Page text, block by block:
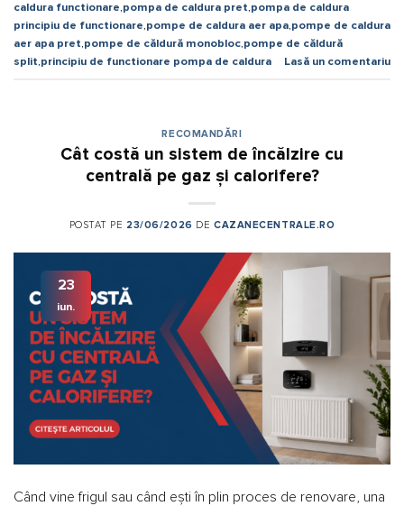
caldura functionare,pompa de caldura pret,pompa de caldura
principiu de functionare,pompe de caldura aer apa,pompe de caldura
aer apa pret,pompe de căldură monobloc,pompe de căldură
split,principiu de functionare pompa de caldura Lasă un comentariu
RECOMANDĂRI
Cât costă un sistem de încălzire cu
centrală pe gaz și calorifere?
POSTAT PE 23/06/2026 DE CAZANECENTRALE.RO
23
iun.
Când vine frigul sau când ești în plin proces de renovare, una